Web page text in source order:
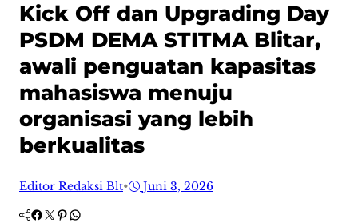
Kick Off dan Upgrading Day
PSDM DEMA STITMA Blitar,
awali penguatan kapasitas
mahasiswa menuju
organisasi yang lebih
berkualitas
Editor Redaksi Blt• Juni 3, 2026
Facebook Twitter Pinterest WhatsApp